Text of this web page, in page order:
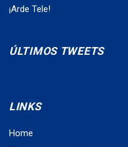
¡Arde Tele!
ÚLTIMOS TWEETS
LINKS
Home